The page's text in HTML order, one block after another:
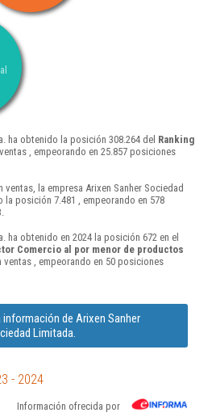
ha obtenido la posición 308.264 del Ranking
, empeorando en 25.857 posiciones
ventas, la empresa Arixen Sanher Sociedad
la posición 7.481 , empeorando en 578
ha obtenido en 2024 la posición 672 en el
Comercio al por menor de productos
ventas , empeorando en 50 posiciones
de Arixen Sanher
Limitada.
- 2024
Información ofrecida por